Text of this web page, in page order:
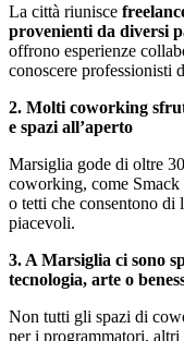
La città riunisce
provenienti da diversi
offrono esperienze
conoscere professionisti
2. Molti coworking
e spazi all’aperto
Marsiglia gode di oltre
coworking, come
o tetti che consentono di
piacevoli.
3. A Marsiglia ci sono
tecnologia, arte o
Non tutti gli spazi di
per i programmatori,